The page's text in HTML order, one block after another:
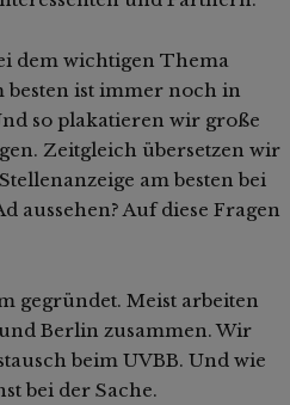
dem wichtigen Thema
besten ist immer noch in
so plakatieren wir große
Zeitgleich übersetzen wir
am besten bei
aussehen? Auf diese Fragen
gegründet. Meist arbeiten
Berlin zusammen. Wir
beim UVBB. Und wie
bei der Sache.